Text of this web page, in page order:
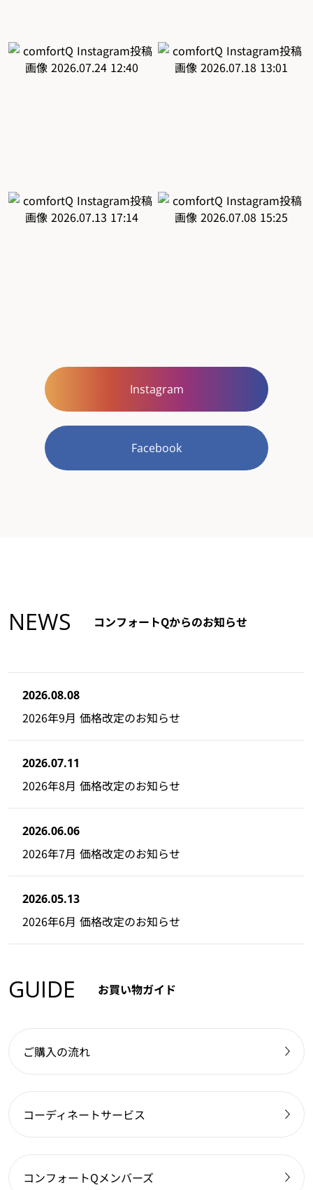
Instagram
Facebook
NEWS コンフォートQからのお知らせ
2026.08.08
2026年9月 価格改定のお知らせ
2026.07.11
2026年8月 価格改定のお知らせ
2026.06.06
2026年7月 価格改定のお知らせ
2026.05.13
2026年6月 価格改定のお知らせ
GUIDE お買い物ガイド
ご購入の流れ
コーディネートサービス
コンフォートQメンバーズ